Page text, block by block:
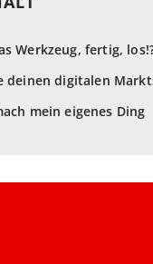
Werkzeug, fertig,
deinen digitalen
mein eigenes Ding